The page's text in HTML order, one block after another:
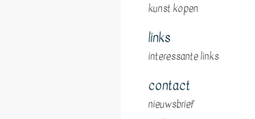
kunst kopen
links
interessante links
contact
nieuwsbrief